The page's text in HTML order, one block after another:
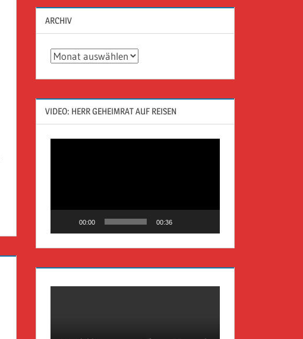
ARCHIV
Archiv
VIDEO: HERR GEHEIMRAT AUF REISEN
00:00 00:36